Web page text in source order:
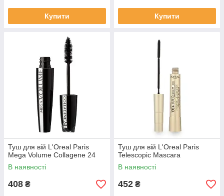
Купити Купити
Туш для вій L'Oreal Paris
Mega Volume Collagene 24
В наявності
408 ₴
Туш для вій L'Oreal Paris
Telescopic Mascara
В наявності
452 ₴